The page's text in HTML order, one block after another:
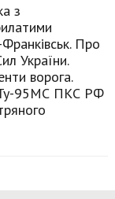
з
Про
України.
ворога.
Ту-95МС ПКС РФ